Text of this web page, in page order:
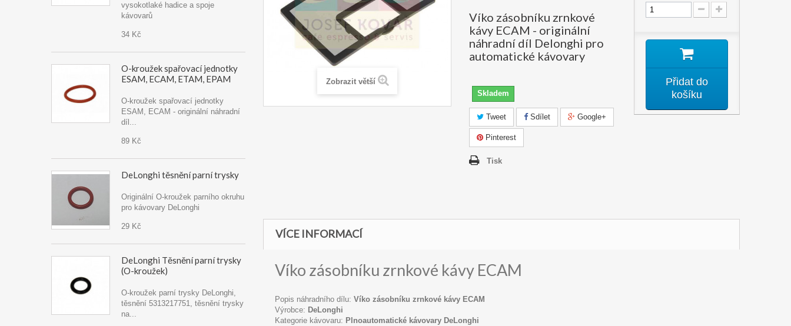
vysokotlaké hadice a spoje
kávovarů
34 Kč
O-kroužek spařovací jednotky
ESAM, ECAM, ETAM, EPAM
O-kroužek spařovací jednotky
ESAM, ECAM - originální náhradní
díl...
89 Kč
DeLonghi těsnění parní trysky
Originální O-kroužek parního okruhu
pro kávovary DeLonghi
29 Kč
DeLonghi Těsnění parní trysky
(O-kroužek)
O-kroužek parní trysky DeLonghi,
těsnění 5313217751, těsnění trysky
na...
Zobrazit větší
Víko zásobníku zrnkové
kávy ECAM - originální
náhradní díl Delonghi pro
automatické kávovary
Skladem
Tweet Sdílet Google+
Pinterest
Tisk
Přidat do
košíku
VÍCE INFORMACÍ
Víko zásobníku zrnkové kávy ECAM
Popis náhradního dílu: Víko zásobníku zrnkové kávy ECAM
Výrobce: DeLonghi
Kategorie kávovaru: Plnoautomatické kávovary DeLonghi